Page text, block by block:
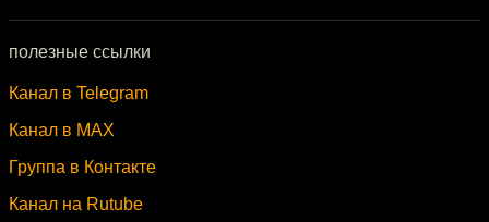
полезные ссылки
Канал в Telegram
Канал в MAX
Группа в Контакте
Канал на Rutube